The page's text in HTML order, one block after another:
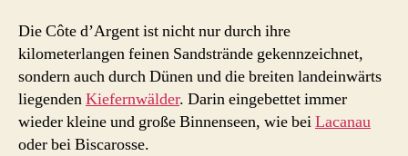
Die Côte d’Argent ist nicht nur durch ihre
kilometerlangen feinen Sandstrände gekennzeichnet,
sondern auch durch Dünen und die breiten landeinwärts
liegendenKiefernwälder. Darin eingebettet immer
wieder kleine und große Binnenseen, wie beiLacanau
oder bei Biscarosse.